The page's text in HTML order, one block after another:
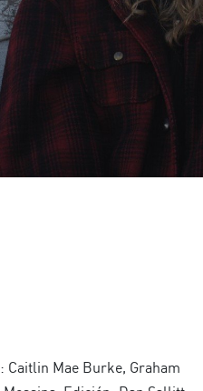
Caitlin Mae Burke, Graham